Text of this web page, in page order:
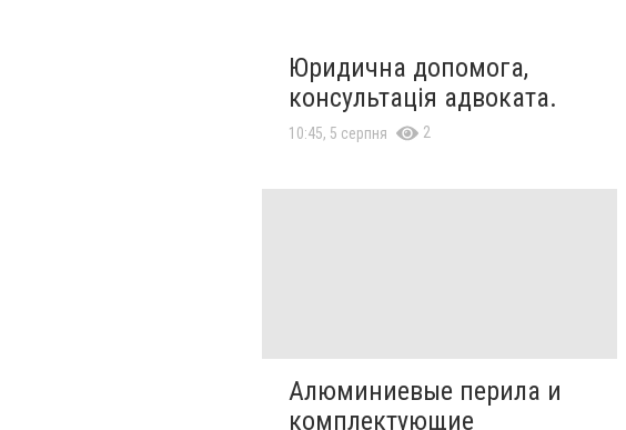
Юридична допомога,
консультація адвоката.
10:45, 5 серпня 2
Алюминиевые перила и
комплектующие